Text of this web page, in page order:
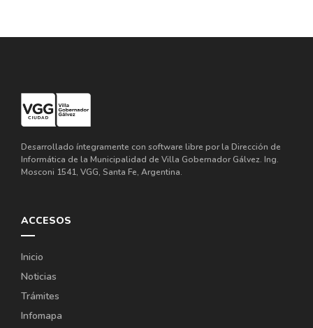
Desarrollado íntegramente con software libre por la Dirección de
Informática de la Municipalidad de Villa Gobernador Gálvez. Ing.
Mosconi 1541, VGG, Santa Fe, Argentina.
ACCESOS
Inicio
Noticias
Trámites
Infomapa